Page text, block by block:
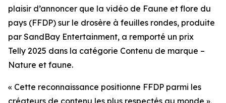
plaisir d’annoncer que la vidéo de Faune et flore du
pays (FFDP) sur le drosère à feuilles rondes, produite
par SandBay Entertainment, a remporté un prix
Telly 2025 dans la catégorie Contenu de marque –
Nature et faune.
« Cette reconnaissance positionne FFDP parmi les
créateurs de contenu les plus respectés au monde »,